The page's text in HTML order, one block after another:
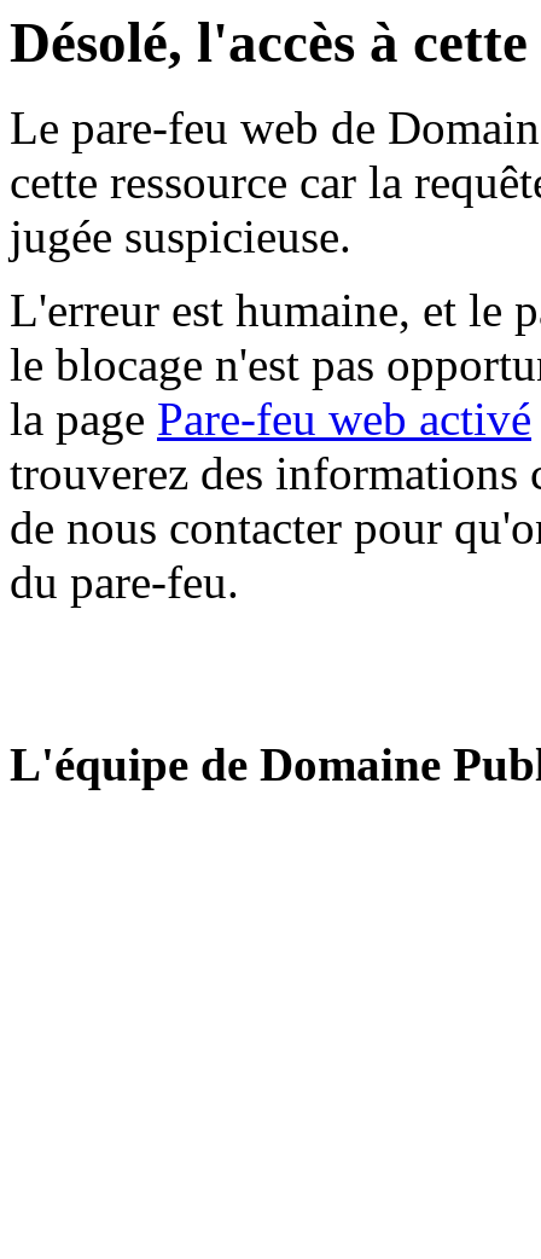
Désolé, l'accès à
Le pare-feu web de
cette ressource car la
jugée suspicieuse.
L'erreur est humaine, et le
le blocage n'est pas
la page Pare-feu web activé
trouverez des informations
de nous contacter pour
du pare-feu.
L'équipe de Domaine